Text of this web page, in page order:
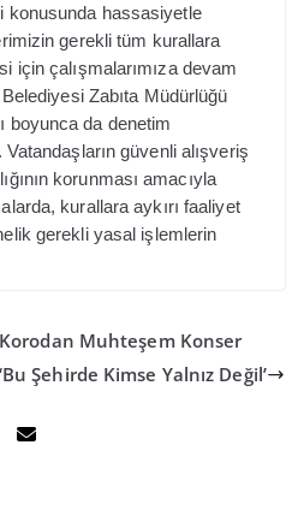
konusunda hassasiyetle
gerekli tüm kurallara
için çalışmalarımıza devam
Zabıta Müdürlüğü
boyunca da denetim
güvenli alışveriş
korunması amacıyla
kurallara aykırı faaliyet
gerekli yasal işlemlerin
Muhteşem Konser
‘Bu Şehirde Kimse Yalnız Değil’